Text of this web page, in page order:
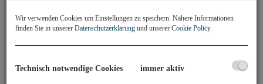
Wir verwenden Cookies um Einstellungen zu speichern. Nähere Informationen
finden Sie in unserer Datenschutzerklärung und unserer Cookie Policy.
Technisch notwendige Cookies immer aktiv